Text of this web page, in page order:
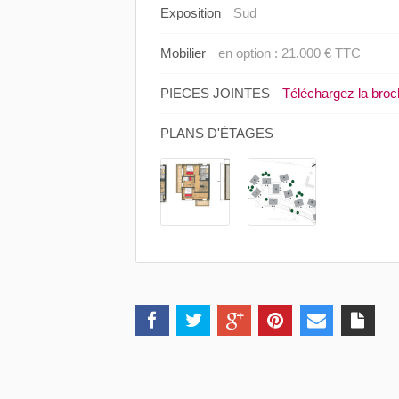
Exposition Sud
Mobilier en option : 21.000 € TTC
PIECES JOINTES Téléchargez la
PLANS D'ÉTAGES